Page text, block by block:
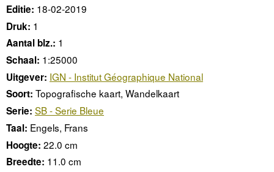
Editie: 18-02-2019
Druk: 1
Aantal blz.: 1
Schaal: 1:25000
Uitgever: IGN - Institut Géographique National
Soort: Topografische kaart, Wandelkaart
Serie: SB - Serie Bleue
Taal: Engels, Frans
Hoogte: 22.0 cm
Breedte: 11.0 cm